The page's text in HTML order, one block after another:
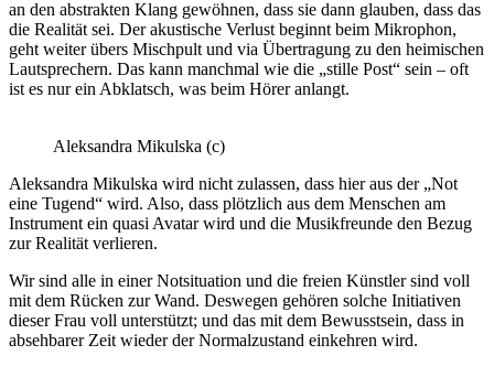
an den abstrakten Klang gewöhnen, dass sie dann glauben, dass das
die Realität sei. Der akustische Verlust beginnt beim Mikrophon,
geht weiter übers Mischpult und via Übertragung zu den heimischen
Lautsprechern. Das kann manchmal wie die „stille Post“ sein – oft
ist es nur ein Abklatsch, was beim Hörer anlangt.
Aleksandra Mikulska (c)
Aleksandra Mikulska wird nicht zulassen, dass hier aus der „Not
eine Tugend“ wird. Also, dass plötzlich aus dem Menschen am
Instrument ein quasi Avatar wird und die Musikfreunde den Bezug
zur Realität verlieren.
Wir sind alle in einer Notsituation und die freien Künstler sind voll
mit dem Rücken zur Wand. Deswegen gehören solche Initiativen
dieser Frau voll unterstützt; und das mit dem Bewusstsein, dass in
absehbarer Zeit wieder der Normalzustand einkehren wird.